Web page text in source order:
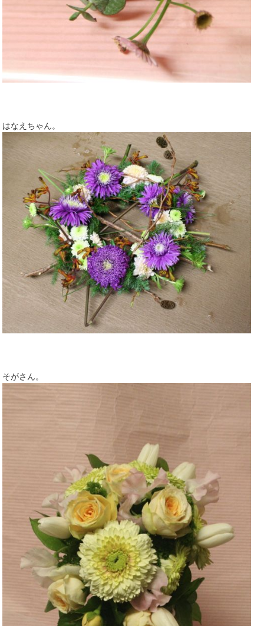
はなえちゃん。
そがさん。